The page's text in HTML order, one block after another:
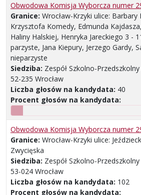
Obwodowa Komisja Wyborcza numer
Granice: Wrocław-Krzyki ulice:
Krzysztofa Komedy, Edmunda
Haliny Halskiej, Henryka Jareckiego 3 -
parzyste, Jana Kiepury, Jerzego Gardy,
nieparzyste
Siedziba: Zespół Szkolno-
52-235 Wrocław
Liczba głosów na kandydata: 40
Procent głosów na kandydata:
Obwodowa Komisja Wyborcza numer
Granice: Wrocław-Krzyki ulice:
Zwycięska
Siedziba: Zespół Szkolno-
53-024 Wrocław
Liczba głosów na kandydata: 102
Procent głosów na kandydata: